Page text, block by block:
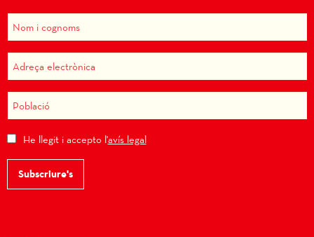
He llegit i accepto l'avís legal
Subscriure's